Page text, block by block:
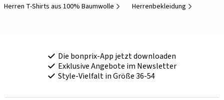
Herren T-Shirts aus 100% Baumwolle Herrenbekleidung
Die bonprix-App jetzt downloaden
Exklusive Angebote im Newsletter
Style-Vielfalt in Größe 36-54